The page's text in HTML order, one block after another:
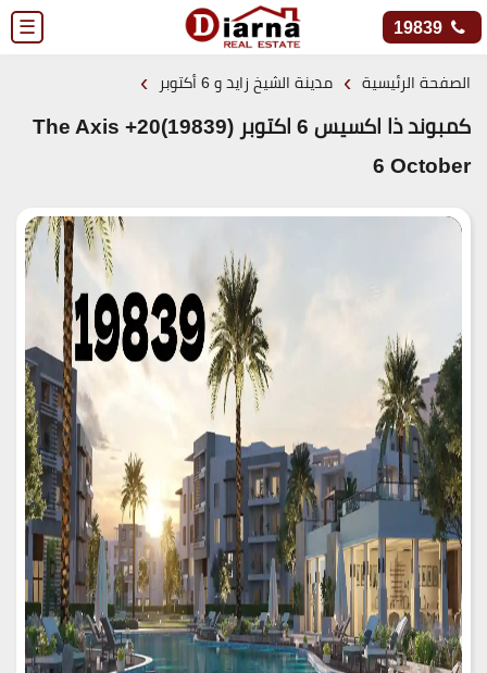
☰ 19839
الصفحة الرئيسية › مدينة الشيخ زايد و 6 أكتوبر ›
كمبوند ذا اكسيس 6 اكتوبر (19839)20+ The Axis
6 October